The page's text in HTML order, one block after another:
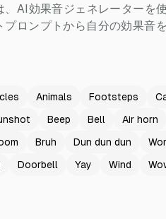
AI効果音ジェネレーターを
ロンプトから自分の効果音
Animals Footsteps
Beep Bell Air horn
Bruh Dun dun dun
Doorbell Yay Wind